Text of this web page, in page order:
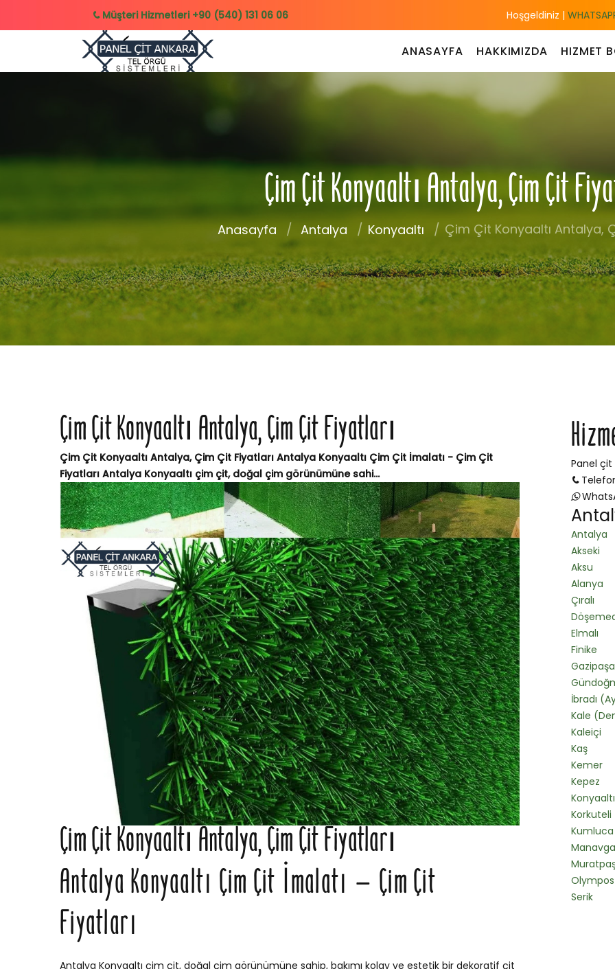
Müşteri Hizmetleri +90 (540) 131 06 06 Hoşgeldiniz |
ANASAYFA HAKKIMIZDA HIZMET
Çim Çit Konyaaltı Antalya, Çim Çit
Anasayfa Antalya Konyaaltı Çim Çit Konyaaltı Antalya,
Panel çit
Antalya
Akseki
Aksu
Alanya
Çıralı
Elmalı
Finike
Gazipaşa
İbradı
Kale
Kaleiçi
Kaş
Kemer
Kepez
Konyaaltı
Korkuteli
Kumluca
Olympos
Serik
Çim Çit Konyaaltı Antalya, Çim Çit Fiyatları
Çim Çit Konyaaltı Antalya, Çim Çit Fiyatları Antalya Konyaaltı Çim Çit İmalatı - Çim Çit
Fiyatları Antalya Konyaaltı çim çit, doğal çim görünümüne sahi...
Çim Çit Konyaaltı Antalya, Çim Çit Fiyatları
Antalya Konyaaltı Çim Çit İmalatı – Çim Çit
Fiyatları
Antalya Konyaaltı çim çit, doğal çim görünümüne sahip, bakımı kolay ve estetik bir dekoratif çit